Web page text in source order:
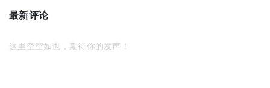
最新评论
这里空空如也，期待你的发声！